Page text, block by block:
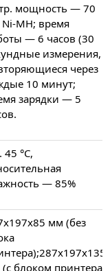
мощность — 70
Ni-MH; время
— 6 часов (30
измерения,
через
10 минут;
зарядки — 5
45 °С,
— 85%
мм (без
блоком принтера)